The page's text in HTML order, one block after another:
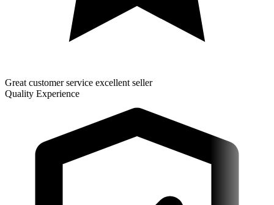
Great customer service excellent seller
Quality Experience